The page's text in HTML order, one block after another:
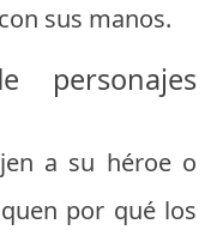
sus manos.
personajes
a su héroe o
por qué los